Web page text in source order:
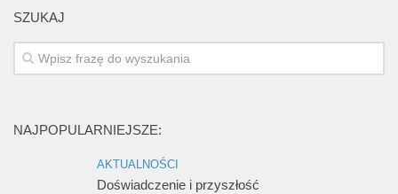
SZUKAJ
NAJPOPULARNIEJSZE:
AKTUALNOŚCI
Doświadczenie i przyszłość